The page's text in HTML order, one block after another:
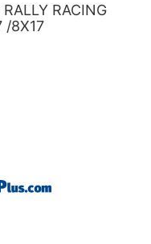
RACING
/8X17